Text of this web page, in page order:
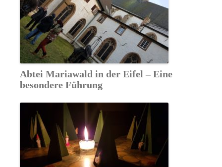
Abtei Mariawald in der Eifel – Eine
besondere Führung